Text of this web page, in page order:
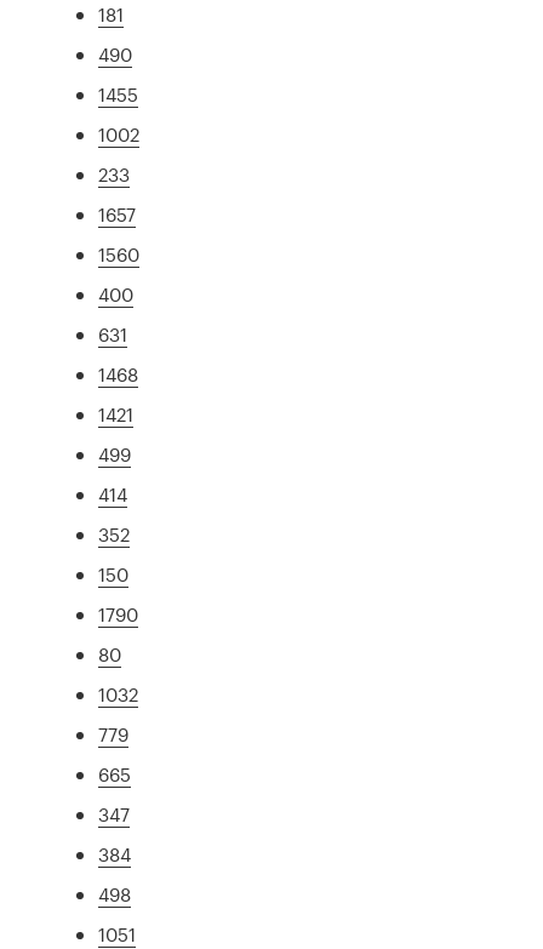
181
490
1455
1002
233
1657
1560
400
631
1468
1421
499
414
352
150
1790
80
1032
779
665
347
384
498
1051